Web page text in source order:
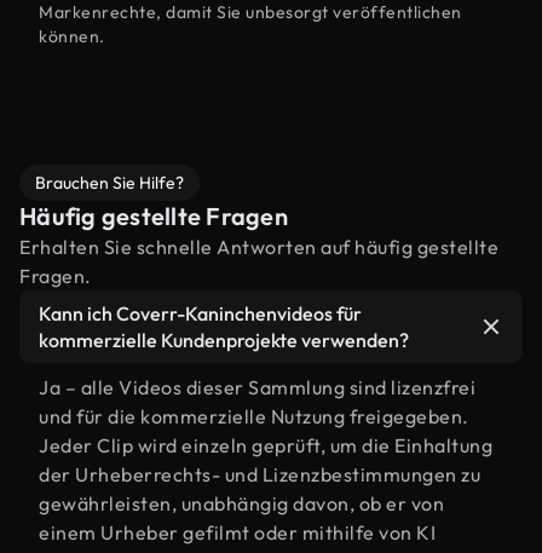
Markenrechte, damit Sie unbesorgt veröffentlichen
können.
Brauchen Sie Hilfe?
Häufig gestellte Fragen
Erhalten Sie schnelle Antworten auf häufig gestellte
Fragen.
Kann ich Coverr-Kaninchenvideos für
kommerzielle Kundenprojekte verwenden?
Ja – alle Videos dieser Sammlung sind lizenzfrei
und für die kommerzielle Nutzung freigegeben.
Jeder Clip wird einzeln geprüft, um die Einhaltung
der Urheberrechts- und Lizenzbestimmungen zu
gewährleisten, unabhängig davon, ob er von
einem Urheber gefilmt oder mithilfe von KI